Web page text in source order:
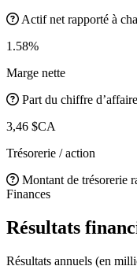
Actif net rapporté à
1.58%
Marge nette
Part du chiffre
3,46 $CA
Trésorerie / action
Montant de trésorerie
Finances
Résultats
Résultats annuels (en